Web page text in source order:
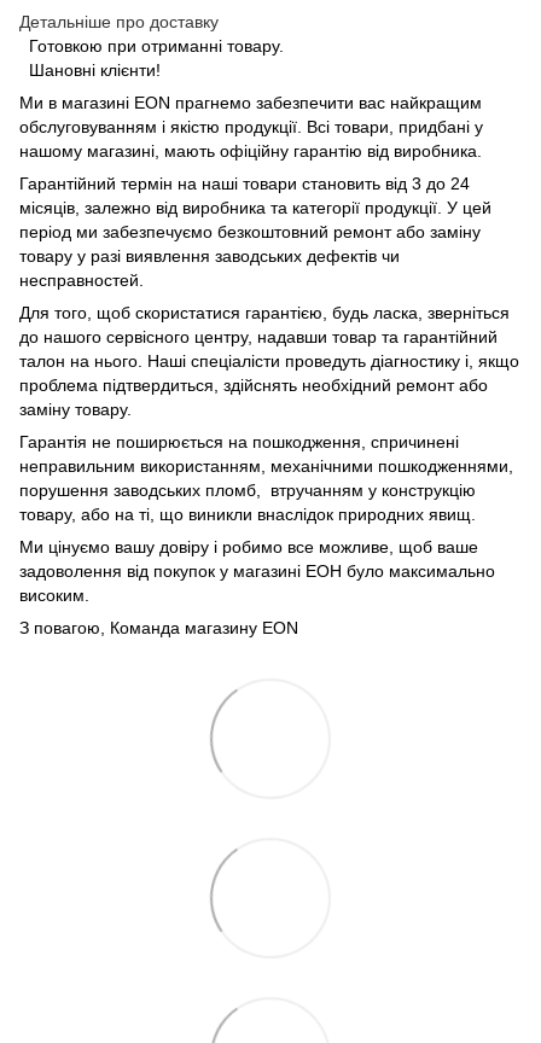
Детальніше про доставку
Готовкою при отриманні товару.
Шановні клієнти!
Ми в магазині EON прагнемо забезпечити вас найкращим
обслуговуванням і якістю продукції. Всі товари, придбані у
нашому магазині, мають офіційну гарантію від виробника.
Гарантійний термін на наші товари становить від 3 до 24
місяців, залежно від виробника та категорії продукції. У цей
період ми забезпечуємо безкоштовний ремонт або заміну
товару у разі виявлення заводських дефектів чи
несправностей.
Для того, щоб скористатися гарантією, будь ласка, зверніться
до нашого сервісного центру, надавши товар та гарантійний
талон на нього. Наші спеціалісти проведуть діагностику і, якщо
проблема підтвердиться, здійснять необхідний ремонт або
заміну товару.
Гарантія не поширюється на пошкодження, спричинені
неправильним використанням, механічними пошкодженнями,
порушення заводських пломб, втручанням у конструкцію
товару, або на ті, що виникли внаслідок природних явищ.
Ми цінуємо вашу довіру і робимо все можливе, щоб ваше
задоволення від покупок у магазині ЕОН було максимально
високим.
З повагою, Команда магазину EON